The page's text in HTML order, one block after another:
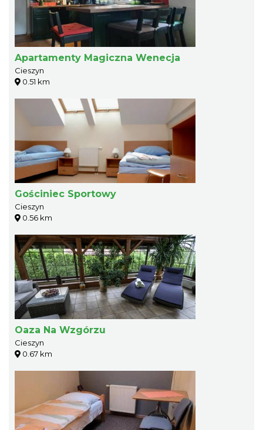
Apartamenty Magiczna Wenecja
Cieszyn
0.51 km
Gościniec Sportowy
Cieszyn
0.56 km
Oaza Na Wzgórzu
Cieszyn
0.67 km